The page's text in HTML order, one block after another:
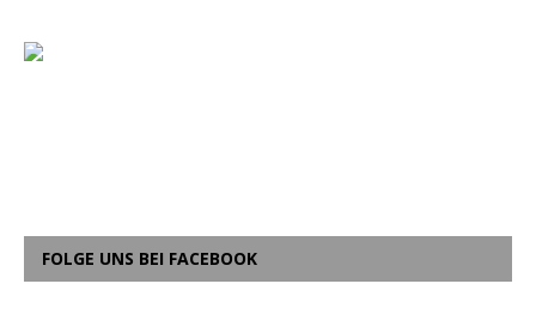
FOLGE UNS BEI FACEBOOK